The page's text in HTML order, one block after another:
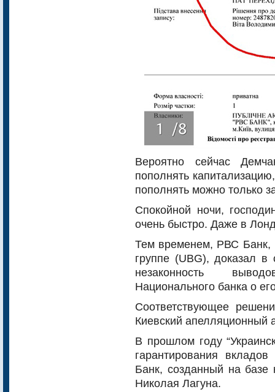
Вероятно сейчас
пополнять
пополнять можно только
Спокойной ночи,
очень быстро. Даже в
Тем временем, РВС Банк,
группе (UBG), доказал
незаконность
Национального банка о
Соответствующее
Киевский апелляционный
В прошлом году
гарантирования
Банк, созданный на базе
Николая Лагуна.